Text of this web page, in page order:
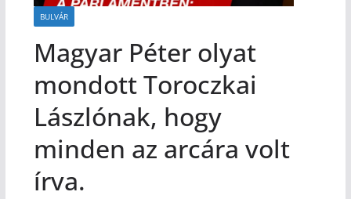
BULVÁR
Magyar Péter olyat
mondott Toroczkai
Lászlónak, hogy
minden az arcára volt
írva.